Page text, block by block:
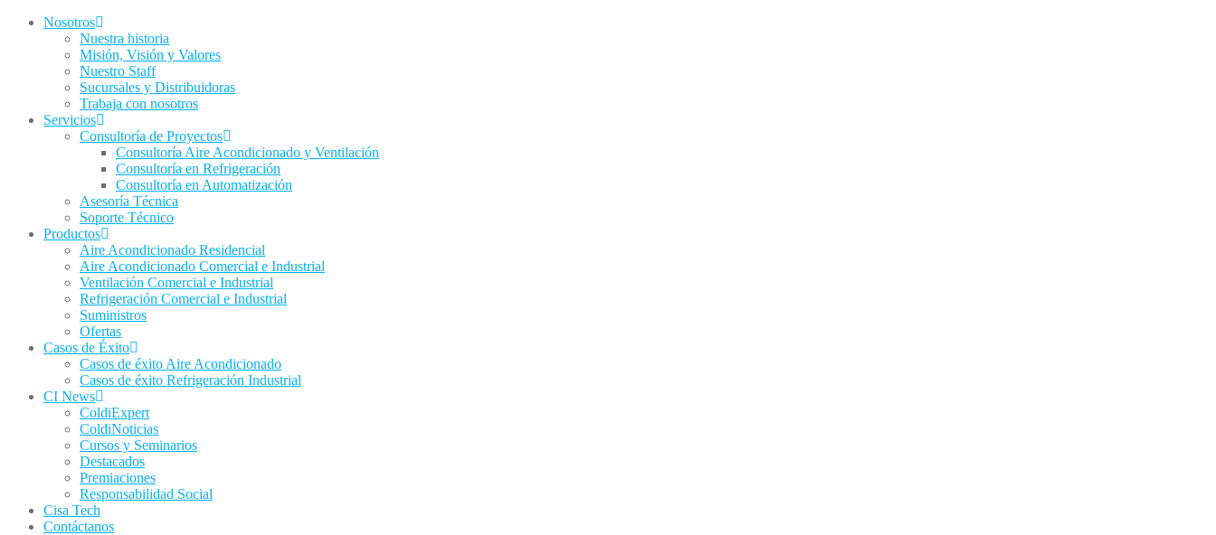
Nosotros
Nuestra historia
Misión, Visión y Valores
Nuestro Staff
Sucursales y Distribuidoras
Trabaja con nosotros
Servicios
Consultoría de Proyectos
Consultoría Aire Acondicionado y Ventilación
Consultoría en Refrigeración
Consultoría en Automatización
Asesoría Técnica
Soporte Técnico
Productos
Aire Acondicionado Residencial
Aire Acondicionado Comercial e Industrial
Ventilación Comercial e Industrial
Refrigeración Comercial e Industrial
Suministros
Ofertas
Casos de Éxito
Casos de éxito Aire Acondicionado
Casos de éxito Refrigeración Industrial
CI News
ColdiExpert
ColdiNoticias
Cursos y Seminarios
Destacados
Premiaciones
Responsabilidad Social
Cisa Tech
Contáctanos